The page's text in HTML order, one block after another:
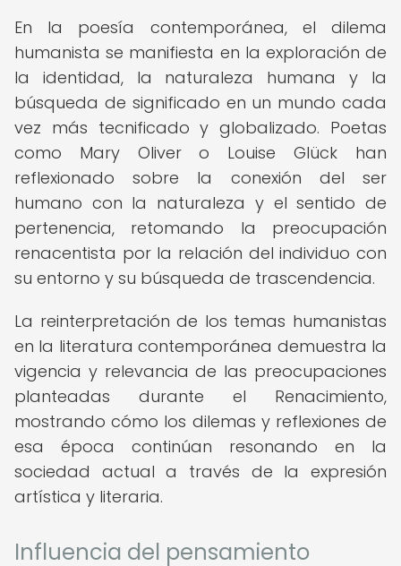
En la poesía contemporánea, el dilema
humanista se manifiesta en la exploración de
la identidad, la naturaleza humana y la
búsqueda de significado en un mundo cada
vez más tecnificado y globalizado. Poetas
como Mary Oliver o Louise Glück han
reflexionado sobre la conexión del ser
humano con la naturaleza y el sentido de
pertenencia, retomando la preocupación
renacentista por la relación del individuo con
su entorno y su búsqueda de trascendencia.
La reinterpretación de los temas humanistas
en la literatura contemporánea demuestra la
vigencia y relevancia de las preocupaciones
planteadas durante el Renacimiento,
mostrando cómo los dilemas y reflexiones de
esa época continúan resonando en la
sociedad actual a través de la expresión
artística y literaria.
Influencia del pensamiento